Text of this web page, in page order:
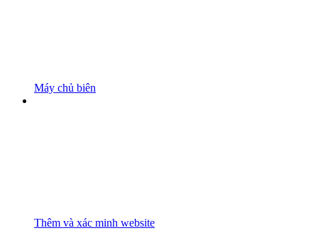
Máy chủ biên
Thêm và xác minh website